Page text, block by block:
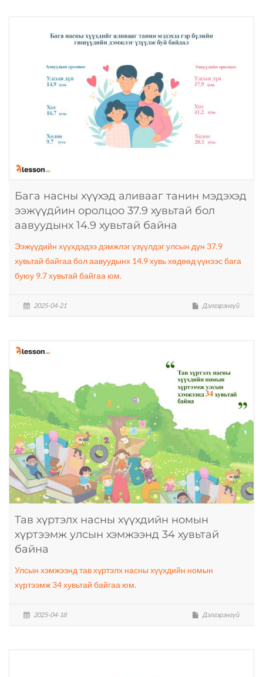
Бага насны хүүхэд аливааг танин мэдэхэд
ээжүүдйин оролцоо 37.9 хувьтай бол
аавуудынх 14.9 хувьтай байна
Ээжүүдийн хүүхдэдээ дэмжлэг үзүүлдэг улсын дүн 37.9
хувьтай байгаа бол аавуудынх 14.9 хувь хөдөөд үүнээс бага
буюу 9.7 хувьтай байгаа юм.
2025-04-21 Дэлгэрэнгүй
Тав хүртэлх насны хүүхдийн номын
хүртээмж улсын хэмжээнд 34 хувьтай
байна
Улсын хэмжээнд тав хүртэлх насны хүүхдийн номын
хүртээмж 34 хувьтай байгаа юм.
2025-04-18 Дэлгэрэнгүй